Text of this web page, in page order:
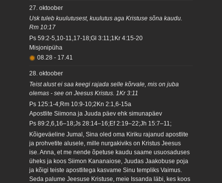
27. oktoober
Usk tuleb kuulutusest, kuulutus aga Kristuse sõna kaudu.
Rm 10:17
Ps 59:2-5,10-11,17-18;Gl 3:11;1Kr 4:15-20
Misjonipüha
08.28 - 17.41
28. oktoober
Teist alust ei saa keegi rajada selle kõrvale, mis on juba
olemas - see on Jeesus Kristus. 1Kr 3:11
Ps 125:1-4;Rm 10:9-10;2Kn 2:1,6-15a
Apostlite Siimona ja Juuda päev ehk simunapäev
Ps 89:2,6,16–18;Js 28:14–16;Ef 2:19–22;Jh 15:7–11;
Kõigeväeline Jumal, Sina oled oma Kiriku rajanud apostlite
ja prohvetite alusele, mille nurgakiviks on Kristus Jeesus
ise. Anna, et me nende õpetuse kaudu saame usuosaduses
üheks ja koos Siimon Kananaiose, Juudas Jaakobuse poja
ja kõigi teiste apostlitega kasvame Sinu templiks Vaimus.
Seda palume Jeesuse Kristuse, meie Issanda läbi, kes koos